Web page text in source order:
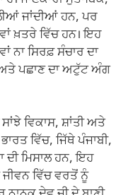
ਜਾਂਦੀਆਂ ਹਨ, ਪਰ
ਖ਼ਤਰੇ ਵਿੱਚ ਹਨ। ਇਹ
ਨਾ ਸਿਰਫ਼ ਸੰਚਾਰ ਦਾ
ਪਛਾਣ ਦਾ ਅਟੁੱਟ ਅੰਗ
ਵਿਕਾਸ, ਸ਼ਾਂਤੀ ਅਤੇ
ਵਿੱਚ, ਜਿੱਥੇ ਪੰਜਾਬੀ,
ਦੀ ਮਿਸਾਲ ਹਨ, ਇਹ
ਜੀਵਨ ਵਿੱਚ ਵਰਤੋਂ ਨੂੰ